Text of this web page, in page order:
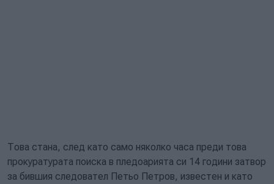
Това стана, след като само няколко часа преди това
прокуратурата поиска в пледоарията си 14 години затвор
за бившия следовател Петьо Петров, известен и като